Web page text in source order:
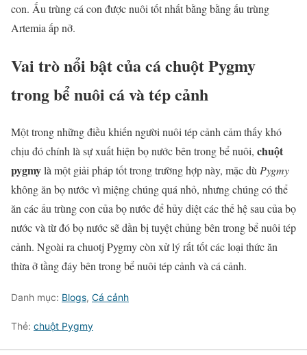
con. Ấu trùng cá con được nuôi tốt nhất bằng bằng ấu trùng
Artemia ấp nở.
Vai trò nổi bật của cá chuột Pygmy
trong bể nuôi cá và tép cảnh
Một trong những điều khiến người nuôi tép cảnh cảm thấy khó
chịu đó chính là sự xuất hiện bọ nước bên trong bể nuôi, chuột
pygmylà một giải pháp tốt trong trường hợp này, mặc dù Pygmy
không ăn bọ nước vì miệng chúng quá nhỏ, nhưng chúng có thể
ăn các ấu trùng con của bọ nước để hủy diệt các thế hệ sau của bọ
nước và từ đó bọ nước sẽ dần bị tuyệt chủng bên trong bể nuôi tép
cảnh. Ngoài ra chuotj Pygmy còn xử lý rất tốt các loại thức ăn
thừa ở tầng đáy bên trong bể nuôi tép cảnh và cá cảnh.
Danh mục: Blogs, Cá cảnh
Thẻ: chuột Pygmy